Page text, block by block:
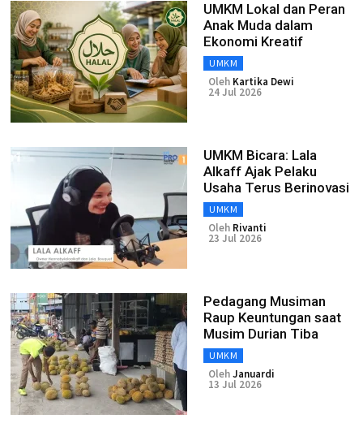
UMKM Lokal dan Peran
Anak Muda dalam
Ekonomi Kreatif
UMKM
Oleh Kartika Dewi
24 Jul 2026
UMKM Bicara: Lala
Alkaff Ajak Pelaku
Usaha Terus Berinovasi
UMKM
Oleh Rivanti
23 Jul 2026
Pedagang Musiman
Raup Keuntungan saat
Musim Durian Tiba
UMKM
OlehJanuardi
13 Jul 2026